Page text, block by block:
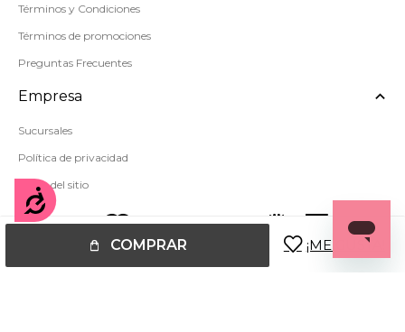
Accesibilidad
COMPRAR
Términos y Condiciones
Términos de promociones
Preguntas Frecuentes
Empresa
Sucursales
Política de privacidad
Mapa del sitio